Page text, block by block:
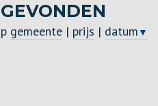
gemeente | prijs | datum ▼